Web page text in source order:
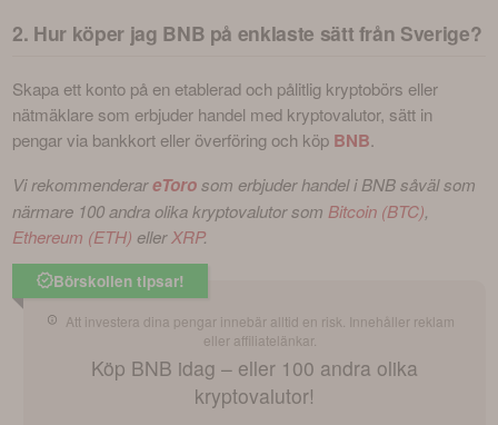
2. Hur köper jag BNB på enklaste sätt från Sverige?
Skapa ett konto på en etablerad och pålitlig kryptobörs eller
nätmäklare som erbjuder handel med kryptovalutor, sätt in
pengar via bankkort eller överföring och köp BNB.
Vi rekommenderareToro som erbjuder handel i BNB såväl som
närmare 100 andra olika kryptovalutor som Bitcoin (BTC)
Ethereum (ETH) eller XRP.
Börskollen tipsar!
Att investera dina pengar innebär alltid en risk. Innehåller reklam
eller affiliatelänkar.
Köp BNB idag – eller 100 andra olika
kryptovalutor!